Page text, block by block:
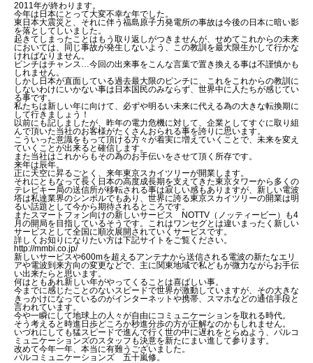
2011年が終わります。
今年は日本にとって大変不幸な年でした。
東日本大震災と、それに伴う福島原子力発電所の事故は今後の日本に暗い影
を落としてしいました。
起きてしまったことはもう取り返しがつきませんが、せめてこれからの未来
においては、同じ事故が発生しないよう、この教訓を最大限生かして行かな
ければなりません。
ピンチはチャンス…今回の出来事をこんな言葉で置き換える事は不謹慎かも
しれません。
しかし日本が直面している過去最大限のピンチに、これをこれからの教訓に
しないわけにいかない事は日本国民のみならず、世界中に人たちが感じてい
る事です。
私たちは新しい年に向けて、必ずや明るい未来に代える為の大きな転換期に
して行きましょう！
以前にも記しましたが、昨年の電力危機に対して、企業としてすぐに取り組
んで頂いた当社のお客様がたくさんおられる事を誇りに思います。
こういった意識をもって頂ける方々が着実に増えていくことで、未来を変え
ていくことが出来ると確信します。
また当社はこれからもその為のお手伝いをさせて頂く所存です。
来年は辰年。
正に天空に昇るごとく、来年東京スカイツリーが開業します。
それにともなって長く日本の高度成長期を支えてきた東京タワーから多くの
テレビキー局の送信所が移転される事は寂しい感もありますが、新しい電波
塔は私達業界のシンボルでもあり、世界に誇る東京スカイツリーの開業は明
るい話題として今から期待されるところです。
またスマートフォン向けの新しいサービス NOTTV（ノッティービー）も4
月の開局を目指しているそうです。これはワンセグとは違いまったく新しい
サービスとして全国に順次展開されていくサービスです。
詳しくお知りになりたい方は下記サイトをご覧ください。
http://mmbi.co.jp/
新しいサービスや600mを超えるアンテナから送信される電波の新たなエリ
アや電波到来方向の変更などで、主に関東地域で私どもが微力ながらお手伝
い出来たらと思います。
何はともあれ新しい年がやってくることは喜ばしい事。
今までに感じたことのないスピードで世界が激動していますが、その大きな
きっかけになっているのがインターネットや携帯、スマホなどの通信手段と
言われています。
今や一瞬にして地球上の人々が自由にコミュニケーションを取れる時代。
そう考えると時進日歩どころか秒進分歩の方が正解なのかもしれません。
いづれにしても猛スピードで進んで行く世の中に遅れをとらぬよう、パルコ
ミュニケーションズのスタッフも決意を新たにまい進して参ります。
改めて今年一年、本当に有難うございました。
パルコミュニケーションズ 五十嵐修。